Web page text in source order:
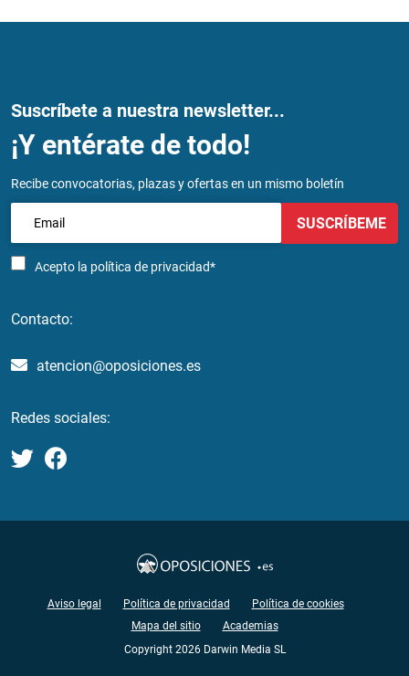
Suscríbete a nuestra newsletter...
¡Y entérate de todo!
Recibe convocatorias, plazas y ofertas en un mismo boletín
Acepto la política de privacidad*
SUSCRÍBEME
Contacto:
atencion@oposiciones.es
Redes sociales:
Aviso legal Política de privacidad
Política de cookies
Mapa del sitio
Academias
Copyright 2026 Darwin Media SL